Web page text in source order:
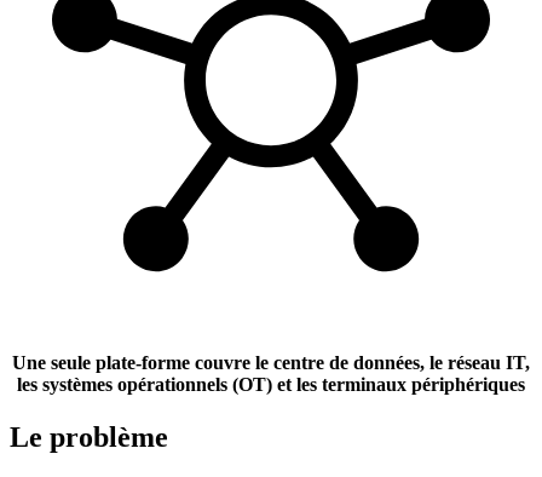
Une seule plate-forme couvre le centre de données, le réseau IT,
les systèmes opérationnels (OT) et les terminaux périphériques
Le problème